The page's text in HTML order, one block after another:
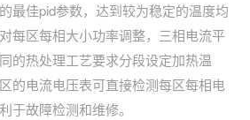
最佳pid参数，达到较为稳定的温度均
每区每相大小功率调整，三相电流平
的热处理工艺要求分段设定加热温
的电流电压表可直接检测每区每相电
于故障检测和维修。